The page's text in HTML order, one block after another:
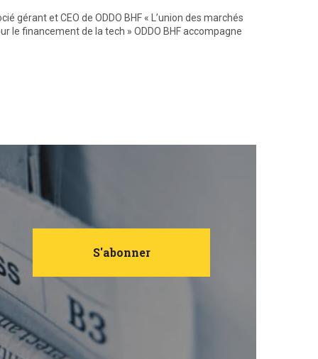
gérant et CEO de ODDO BHF « L’union des marchés
le financement de la tech » ODDO BHF accompagne
S'abonner